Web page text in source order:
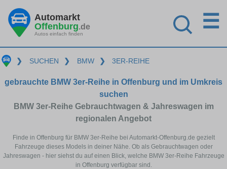
Automarkt
Offenburg.de
Autos einfach finden
☰
❯ SUCHEN ❯ BMW ❯ 3ER-REIHE
gebrauchte BMW 3er-Reihe in Offenburg und im Umkreis
suchen
BMW 3er-Reihe Gebrauchtwagen & Jahreswagen im
regionalen Angebot
Finde in Offenburg für BMW 3er-Reihe bei Automarkt-Offenburg.de gezielt
Fahrzeuge dieses Models in deiner Nähe. Ob als Gebrauchtwagen oder
Jahreswagen - hier siehst du auf einen Blick, welche BMW 3er-Reihe Fahrzeuge
in Offenburg verfügbar sind.